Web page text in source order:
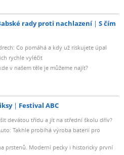
rady proti nachlazení
S čím
Co pomáhá a kdy už riskujete úpal
rychle vyléčit
v našem těle je můžeme najít?
Festival ABC
devátou třídu a jít na střední školu dřív?
Takhle probíhá výroba baterií pro
prstenů. Moderní pecky i historicky první